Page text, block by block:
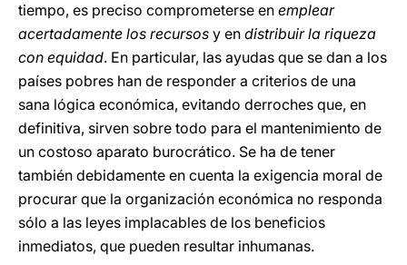
tiempo, es preciso comprometerse en emplear
acertadamente los recursos y en distribuir la riqueza
con equidad. En particular, las ayudas que se dan a los
países pobres han de responder a criterios de una
sana lógica económica, evitando derroches que, en
definitiva, sirven sobre todo para el mantenimiento de
un costoso aparato burocrático. Se ha de tener
también debidamente en cuenta la exigencia moral de
procurar que la organización económica no responda
sólo a las leyes implacables de los beneficios
inmediatos, que pueden resultar inhumanas.